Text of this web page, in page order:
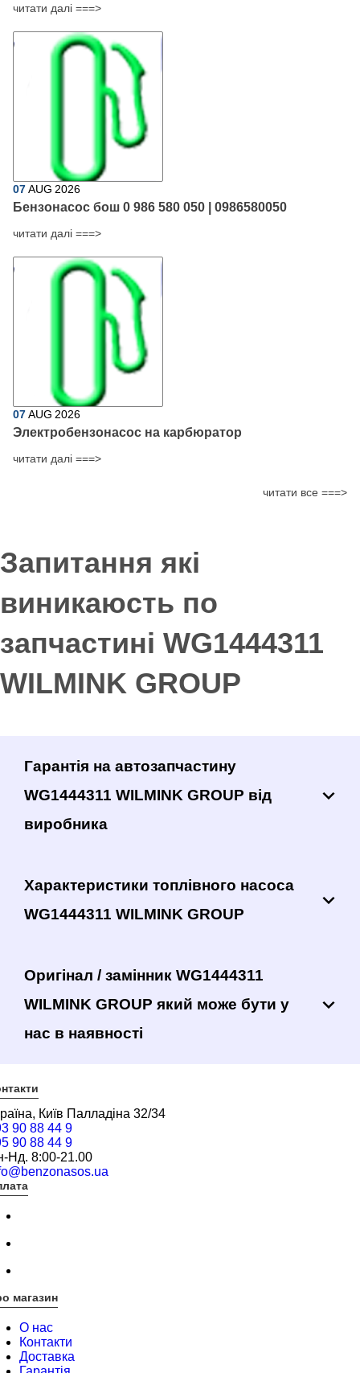
читати далі ===>
07AUG 2026
Бензонасос бош 0 986 580 050 | 0986580050
читати далі ===>
07AUG 2026
Электробензонасос на карбюратор
читати далі ===>
читати все ===>
Запитання які
виникаюсть по
запчастині WG1444311
WILMINK GROUP
Гарантія на автозапчастину
WG1444311 WILMINK GROUP від
виробника
Характеристики топлівного насоса
WG1444311 WILMINK GROUP
Оригінал / замінник WG1444311
WILMINK GROUP який може бути у
нас в наявності
Київ Палладіна 32/34
90 88 44 9
90 88 44 9
Нд. 8:00-21.00
магазин
О нас
Контакти
Доставка